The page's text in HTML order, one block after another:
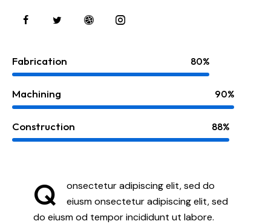
Fabrication 80%
Machining 90%
Construction 88%
Q
onsectetur adipiscing elit, sed do
eiusm onsectetur adipiscing elit, sed
do eiusm od tempor incididunt ut labore.